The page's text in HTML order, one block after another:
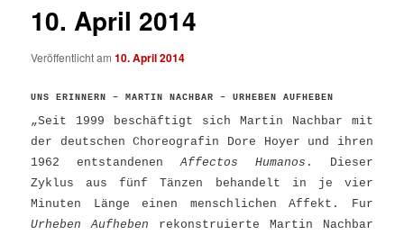
10. April 2014
Veröffentlicht am10. April 2014
UNS ERINNERN – MARTIN NACHBAR – URHEBEN AUFHEBEN
„Seit 1999 beschäftigt sich Martin Nachbar mit
der deutschen Choreografin Dore Hoyer und ihren
1962 entstandenenAffectos Humanos . Dieser
Zyklus aus fünf Tänzen behandelt in je vier
Minuten Länge einen menschlichen Affekt. Fur
Urheben Aufheben rekonstruierte Martin Nachbar